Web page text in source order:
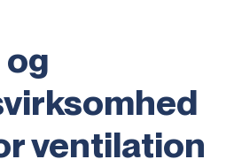
ventilation